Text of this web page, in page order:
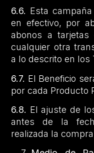
6.6. Esta
en efectivo, por
abonos a
cualquier otra
a lo descrito en los
6.7. El Beneficio
por cada Producto
6.8. El ajuste de
antes de la
realizada la